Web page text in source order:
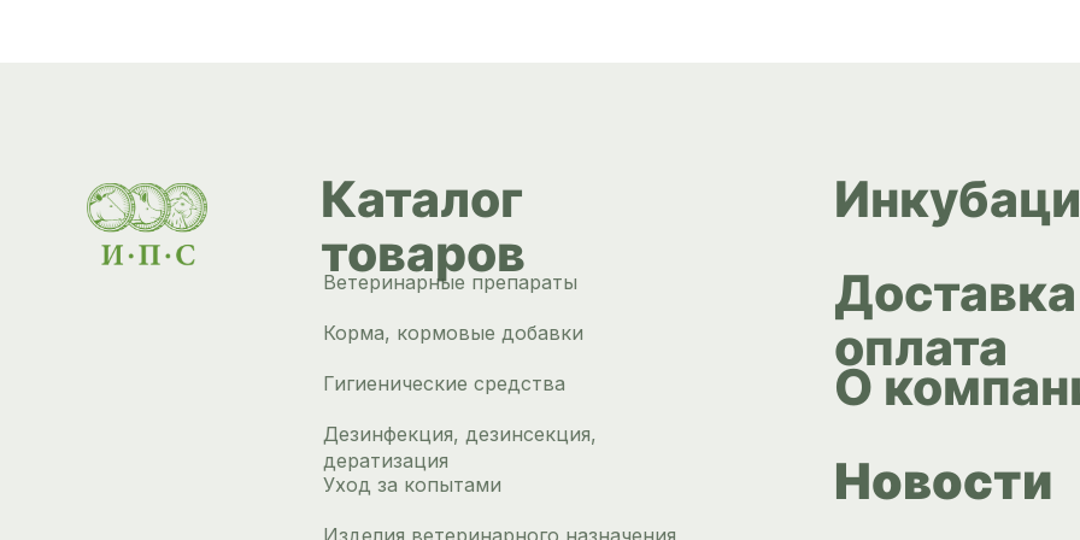
Каталог
товаров
оплата
О
Ветеринарные препараты
Корма, кормовые добавки
Гигиенические средства
Дезинфекция, дезинсекция,
дератизация
Уход за копытами
Изделия ветеринарного назначения
Новости